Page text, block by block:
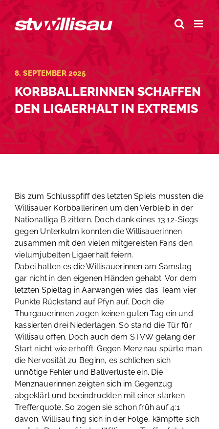
Zum
Inhalt
springen
8. SEPTEMBER 2025
KORBBALLERINNEN SCHAFFEN
DEN LIGAERHALT IN EXTREMIS
Bis zum Schlusspfiff des letzten Spiels mussten die
Willisauer Korbballerinen um den Verbleib in der
Nationalliga B zittern. Doch dank eines 13:12-Siegs
gegen Unterkulm konnten die Willisauerinnen
zusammen mit den vielen mitgereisten Fans den
vielumjubelten Ligaerhalt feiern.
Dabei hatten es die Willisauerinnen am Samstag
gar nicht in den eigenen Händen gehabt. Vor dem
letzten Spieltag in Aarwangen wies das Team vier
Punkte Rückstand auf Pfyn auf. Doch die
Thurgauerinnen zogen keinen guten Tag ein und
kassierten drei Niederlagen. So stand die Tür für
Willisau offen. Doch auch dem STVW gelang der
Start nicht wie erhofft. Gegen Menznau spürte man
die Nervosität zu Beginn, es schlichen sich
unnötige Fehler und Ballverluste ein. Die
Menznauerinnen zeigten sich im Gegenzug
abgeklärt und beeindruckten mit einer starken
Trefferquote. So zogen sie schon früh auf 4:1
davon. Willisau fing sich in der Folge, kämpfte sich